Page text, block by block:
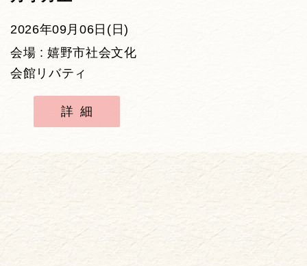
2026年09月06日(日)
会場 : 嬉野市社会文化
会館リバティ
詳細